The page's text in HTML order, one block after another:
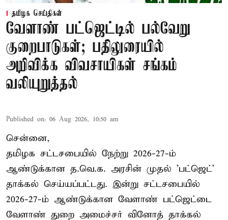
தமிழக செய்திகள்
வேளாண் பட்ஜெட்டில் பல்வேறு
குறைபாடுகள்; பதிலுரையில்
அறிவிக்க விவசாயிகள் சங்கம்
வலியுறுத்தல்
Published on: 06 Aug 2026, 10:50 am
சென்னை,
தமிழக சட்டசபையில் நேற்று 2026-27-ம்
ஆண்டுக்கான த.வெ.க. அரசின் முதல் 'பட்ஜெட்'
தாக்கல் செய்யப்பட்டது. இன்று சட்டசபையில்
2026-27-ம் ஆண்டுக்கான வேளாண் பட்ஜெட்டை
வேளாண் துறை அமைச்சர் வினோத் தாக்கல்